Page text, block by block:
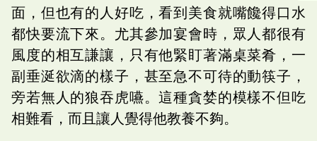
面，但也有的人好吃，看到美食就嘴饞得口水
都快要流下來。尤其參加宴會時，眾人都很有
風度的相互謙讓，只有他緊盯著滿桌菜肴，一
副垂涎欲滴的樣子，甚至急不可待的動筷子，
旁若無人的狼吞虎嚥。這種貪婪的模樣不但吃
相難看，而且讓人覺得他教養不夠。